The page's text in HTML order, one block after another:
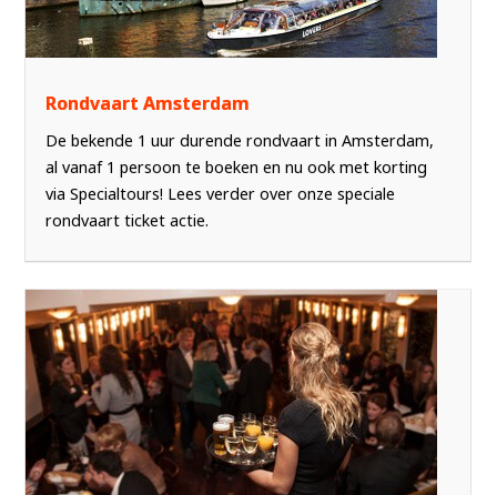
Rondvaart Amsterdam
De bekende 1 uur durende rondvaart in Amsterdam,
al vanaf 1 persoon te boeken en nu ook met korting
via Specialtours! Lees verder over onze speciale
rondvaart ticket actie.